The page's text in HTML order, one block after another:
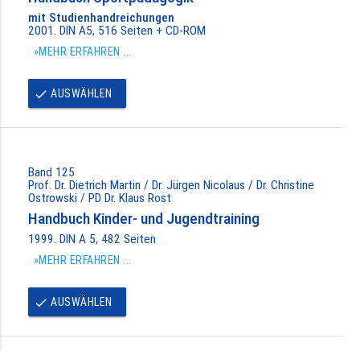
mit Studienhandreichungen
2001. DIN A5, 516 Seiten + CD-ROM
»MEHR ERFAHREN ...
done AUSWÄHLEN
Band 125
Prof. Dr. Dietrich Martin / Dr. Jürgen Nicolaus / Dr. Christine
Ostrowski / PD Dr. Klaus Rost
Handbuch Kinder- und Jugendtraining
1999. DIN A 5, 482 Seiten
»MEHR ERFAHREN ...
done AUSWÄHLEN